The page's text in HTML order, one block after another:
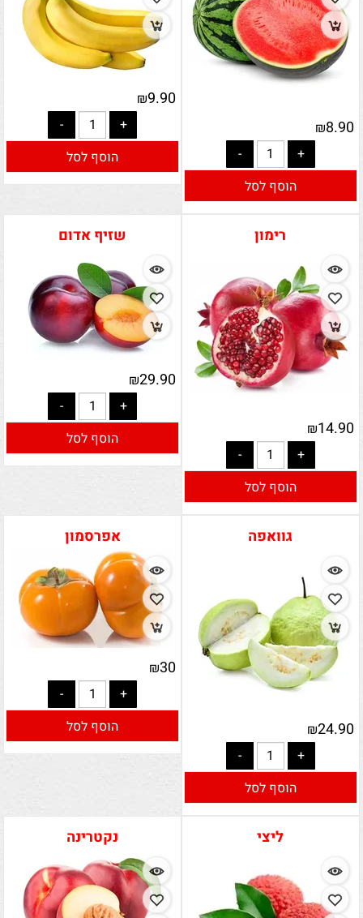
₪8.90
הוסף לסל
₪9.90
הוסף לסל
רימון
₪14.90
הוסף לסל
שזיף אדום
₪29.90
הוסף לסל
גוואפה
₪24.90
הוסף לסל
אפרסמון
₪30
הוסף לסל
ליצי נקטרינה